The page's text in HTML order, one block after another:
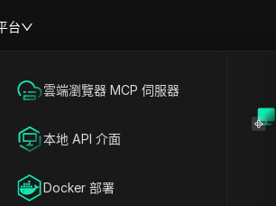
台
雲端瀏覽器 MCP 伺服器
本地 API 介面
Docker 部署
指南 – 現在就解除